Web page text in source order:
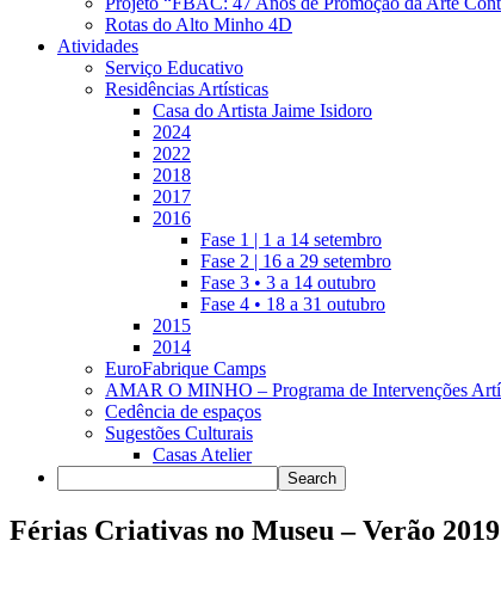
Rotas do Alto Minho 4D
Atividades
Serviço Educativo
Residências Artísticas
Casa do Artista Jaime Isidoro
2024
2022
2018
2017
2016
Fase 1 | 1 a 14 setembro
Fase 2 | 16 a 29 setembro
Fase 3 • 3 a 14 outubro
Fase 4 • 18 a 31 outubro
2015
2014
EuroFabrique Camps
AMAR O MINHO – Programa de Intervenções
Cedência de espaços
Sugestões Culturais
Casas Atelier
Férias Criativas no Museu – Verão